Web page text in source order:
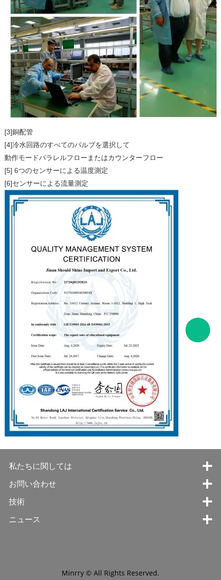
[3]銅配管
[4]冷水回路のすべてのバルブを選択して
動作モードパラレルフローまたはカウンターフロー
[5] 6つのセンサーによる温度測定
[6]センサーによる流量測定
私たちに関しては
お問い合わせ
技術
ニュース
Minrry © All Rights Reserved.